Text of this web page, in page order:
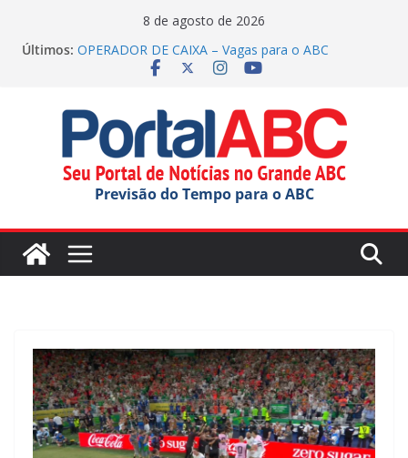
8 de agosto de 2026
Últimos: OPERADOR DE CAIXA – Vagas para o ABC
(inscrições até 26/08/2026)
Casa do Artesão de SCS celebra 25 anos
Complexo Hospitalar de São Caetano inicia
implantação do ‘Notifica FUABC’
Festival ‘Sabores da Gente’ inicia em São Bernardo
Previsão do Tempo para o ABC